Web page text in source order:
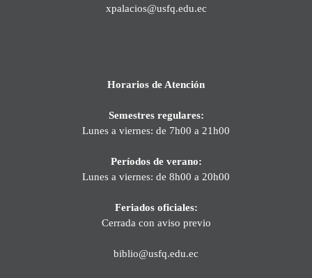
xpalacios@usfq.edu.ec
Horarios de Atención
Semestres regulares:
Lunes a viernes: de 7h00 a 21h00
Períodos de verano:
Lunes a viernes: de 8h00 a 20h00
Feriados oficiales:
Cerrada con aviso previo
biblio@usfq.edu.ec